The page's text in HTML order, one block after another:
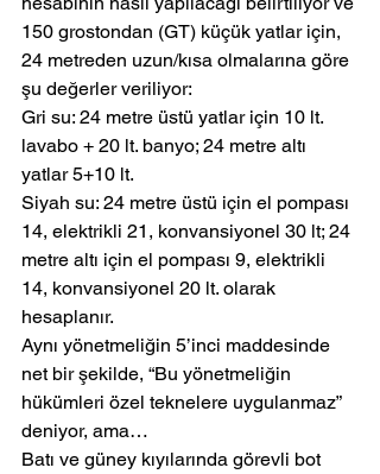
150 grostondan (GT) küçük yatlar için,
24 metreden uzun/kısa olmalarına göre
şu değerler veriliyor:
Gri su: 24 metre üstü yatlar için 10 lt.
lavabo + 20 lt. banyo; 24 metre altı
yatlar 5+10 lt.
Siyah su: 24 metre üstü için el pompası
14, elektrikli 21, konvansiyonel 30 lt; 24
metre altı için el pompası 9, elektrikli
14, konvansiyonel 20 lt. olarak
hesaplanır.
Aynı yönetmeliğin 5’inci maddesinde
net bir şekilde, “Bu yönetmeliğin
hükümleri özel teknelere uygulanmaz”
deniyor, ama…
Batı ve güney kıyılarında görevli bot